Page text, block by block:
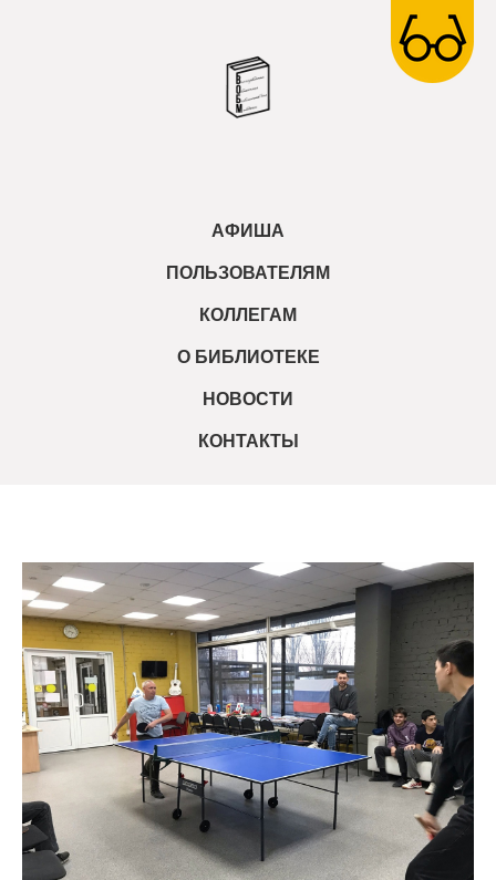
АФИША
ПОЛЬЗОВАТЕЛЯМ
КОЛЛЕГАМ
О БИБЛИОТЕКЕ
НОВОСТИ
КОНТАКТЫ